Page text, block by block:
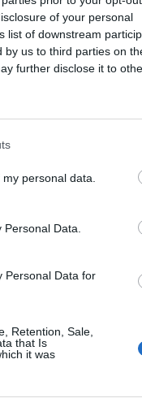
of your personal
list of downstream
by us to third parties on
further disclose it to
personal data.
Data.
Personal Data for
Retention, Sale,
that Is
it was
Nie będzie
ogólnokrajowego
Karol Nawrocki